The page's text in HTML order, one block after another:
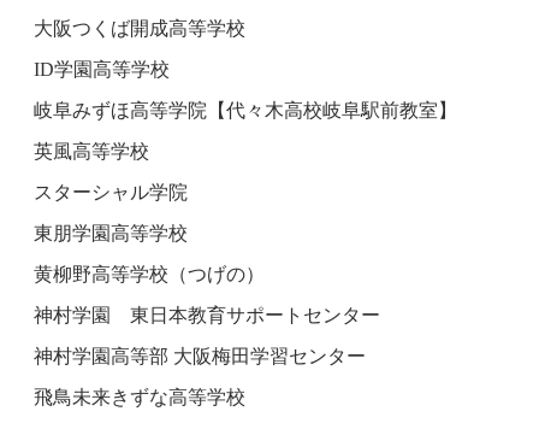
大阪つくば開成高等学校
ID学園高等学校
岐阜みずほ高等学院【代々木高校岐阜駅前教室】
英風高等学校
スターシャル学院
東朋学園高等学校
黄柳野高等学校（つげの）
神村学園 東日本教育サポートセンター
神村学園高等部 大阪梅田学習センター
飛鳥未来きずな高等学校